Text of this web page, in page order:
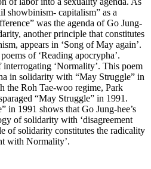
showbinism- capitalism” as a
was the agenda of Go Jung-
another principle that constitutes
appears in ‘Song of May again’.
of ‘Reading apocrypha’.
‘Normality’. This poem
in solidarity with “May Struggle” in
the Roh Tae-woo regime, Park
“May Struggle” in 1991.
in 1991 shows that Go Jung-hee’s
of solidarity with ‘disagreement
of solidarity constitutes the radicality
with Normality’.